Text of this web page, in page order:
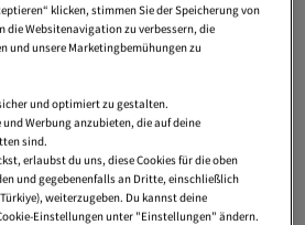
klicken, stimmen Sie der Speicherung von
die Websitenavigation zu verbessern, die
und unsere Marketingbemühungen zu
und optimiert zu gestalten.
Werbung anzubieten, die auf deine
sind.
erlaubst du uns, diese Cookies für die oben
und gegebenenfalls an Dritte, einschließlich
weiterzugeben. Du kannst deine
Einstellungen unter "Einstellungen" ändern.